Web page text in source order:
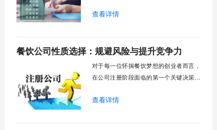
验。公司注销远比注册要复杂得多，它涉
的协同操作，任何一个环节的疏忽都可能
导致流程延长甚至法律责任。许多企业主
查看详情
餐饮公司性质选择：规避风险与提升竞争力
对于每一位怀揣餐饮梦想的创业者而言，
在公司注册阶段面临的第一个关键决策，
的法律程序，实则深远地影响着企业日后
牌形象。是选择常见的有限责任公司，还
查看详情